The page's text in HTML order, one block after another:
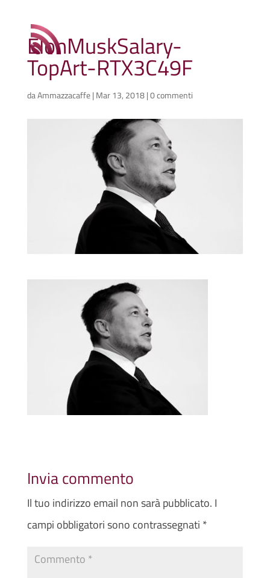
ElonMuskSalary-
TopArt-RTX3C49F
daAmmazzacaffe| Mar 13, 2018|0 commenti
Invia commento
Il tuo indirizzo email non sarà pubblicato. I
campi obbligatori sono contrassegnati *